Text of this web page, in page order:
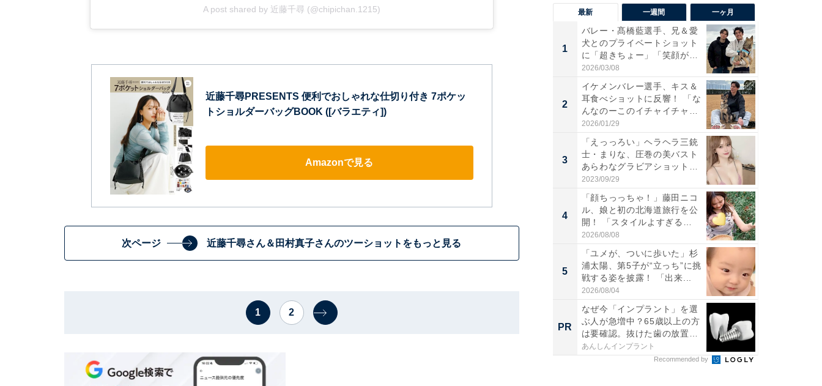
A post shared by 近藤千尋 (@chipichan.1215)
近藤千尋PRESENTS 便利でおしゃれな仕切り付き 7ポケッ
トショルダーバッグBOOK ([バラエティ])
Amazonで見る
次ページ 近藤千尋さん＆田村真子さんのツーショットをもっと見る
1 2
最新 一週間 一ヶ月
1
バレー・髙橋藍選手、兄＆愛
犬とのプライベートショット
に「超きちょー」「笑顔が見
れ...
2026/03/08
2
イケメンバレー選手、キス＆
耳食べショットに反響！ 「な
んなのーこのイチャイチャ
感...
2026/01/29
3
「えっっろい」ヘラヘラ三銃
士・まりな、圧巻の美バスト
あらわなグラビアショット公
開...
2023/09/29
4
「顔ちっっちゃ！」藤田ニコ
ル、娘と初の北海道旅行を公
開！ 「スタイルよすぎる
よ〜...
2026/08/08
5
「ユメが、ついに歩いた」杉
浦太陽、第5子が“立っち”に挑
戦する姿を披露！ 「出来...
2026/08/04
PR
なぜ今「インプラント」を選
ぶ人が急増中？65歳以上の方
は要確認。抜けた歯の放置
は...
あんしんインプラント
Recommended by